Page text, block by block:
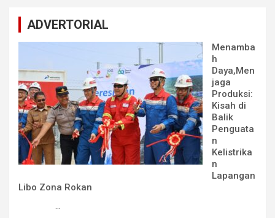
ADVERTORIAL
Menamba
h
Daya,Men
jaga
Produksi:
Kisah di
Balik
Penguata
n
Kelistrika
n
Lapangan
Libo Zona Rokan
...